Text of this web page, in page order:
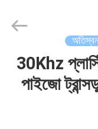
বাড়ি
Equipment
Co.,Ltd.
Reserved.30Khz
পাইজো